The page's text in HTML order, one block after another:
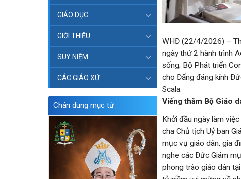
GIÁO DỤC
GIỚI THIỆU
SUY NIỆM
CÁC GIÁO XỨ
Chân dung mục tử
WHĐ (22/4/2026) –
ngày thứ 2 hành trình
sống; Bộ Phát triển
cho Đấng đáng kính
Scala.
Viếng thăm Bộ Giáo
Khởi đầu ngày làm
cha Chủ tịch Uỷ ban
mục vụ giáo dân, gia
nghe các Đức Giám
phong trào giáo dân